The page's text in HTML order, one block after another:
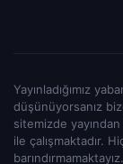
Yayınladığımız
düşünüyorsanız
sitemizde yayından
ile çalışmaktadır.